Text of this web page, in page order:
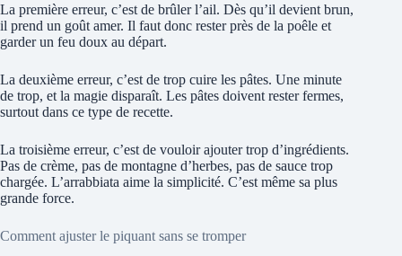
La première erreur, c’est de brûler l’ail. Dès qu’il devient brun,
il prend un goût amer. Il faut donc rester près de la poêle et
garder un feu doux au départ.
La deuxième erreur, c’est de trop cuire les pâtes. Une minute
de trop, et la magie disparaît. Les pâtes doivent rester fermes,
surtout dans ce type de recette.
La troisième erreur, c’est de vouloir ajouter trop d’ingrédients.
Pas de crème, pas de montagne d’herbes, pas de sauce trop
chargée. L’arrabbiata aime la simplicité. C’est même sa plus
grande force.
Comment ajuster le piquant sans se tromper